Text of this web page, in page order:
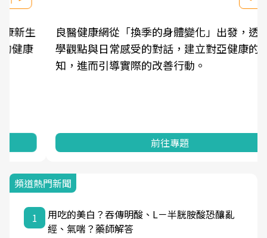
良醫健康網從「換季的身體變化」出發，透過醫
學觀點與日常感受的對話，建立對亞健康的認
知，進而引導實際的改善行動。
前往專題
頻道熱門新聞
1
用吃的美白？吞傳明酸、L－半胱胺酸恐釀亂
經、氣喘？藥師解答